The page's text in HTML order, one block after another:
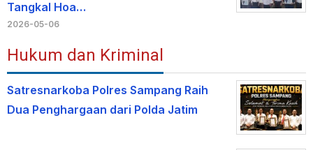
Tangkal Hoa…
2026-05-06
Hukum dan Kriminal
Satresnarkoba Polres Sampang Raih
Dua Penghargaan dari Polda Jatim